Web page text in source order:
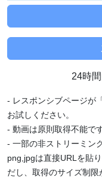
24時
- レスポンシブページが
お試しください。
- 動画は原則取得不能です
- 一部の非ストリーミン
png,jpgは直接URLを貼
だし、取得のサイズ制